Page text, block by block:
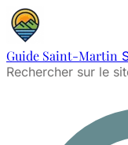
Guide Saint-Martin
Rechercher sur le